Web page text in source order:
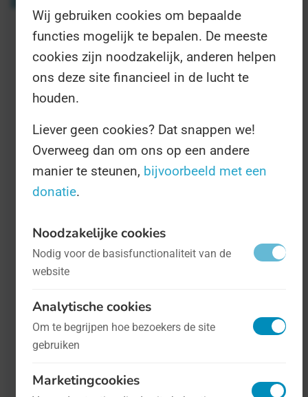
1 resultaat voor "delier"
Wereld Delierdag- op 13 maart
Gezondheid
verwardheid die plotseling of na een
lange opbouw kan ontstaan. Een
delierpatiënt heeft vaak zelf niet in de
gaten dat hij verward is, en dat kan voor
Wij gebruiken cookies om bepaalde
functies mogelijk te bepalen. De meeste
cookies zijn noodzakelijk, anderen helpen
ons deze site financieel in de lucht te
houden.
Liever geen cookies? Dat snappen we!
Overweeg dan om ons op een andere
manier te steunen, bijvoorbeeld met een
donatie.
Noodzakelijke cookies
Nodig voor de basisfunctionaliteit van de
website
Analytische cookies
Om te begrijpen hoe bezoekers de site
gebruiken
Marketingcookies